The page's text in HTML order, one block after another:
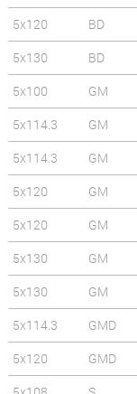
5x120
BD
5x130
BD
5x100
GM
5x114.3
GM
5x114.3
GM
5x120
GM
5x120
GM
5x130
GM
5x130
GM
5x114.3
GMD
5x120
GMD